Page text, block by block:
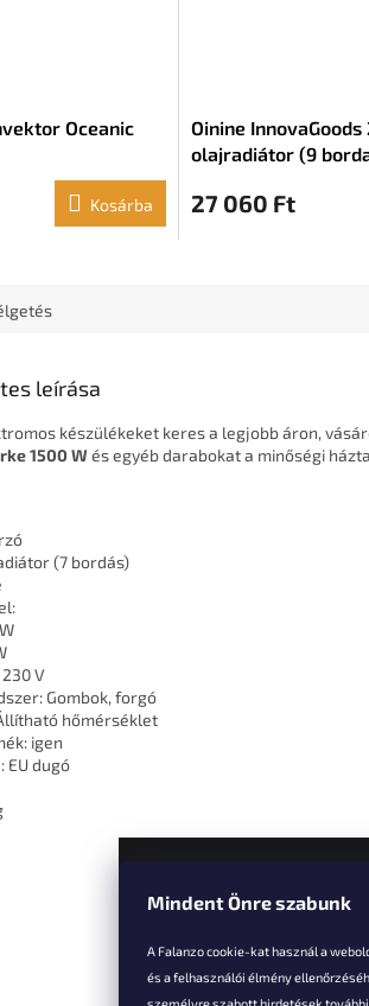
Mindent Önre szabunk
A Falanzo cookie-kat használ a
és a felhasználói élmény
Oceanic
Kosárba
Oinine
olajradiátor (9
27 060 Ft
leírása
készülékeket keres a legjobb áron,
1500 Wés egyéb darabokat a minőségi
(7 bordás)
V
Gombok, forgó
hőmérséklet
igen
EU dugó